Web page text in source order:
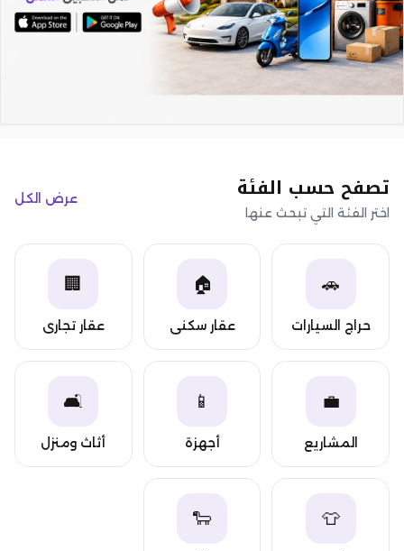
تصفح حسب الفئة
اختر الفئة التي تبحث عنها
عرض الكل
🚗
حراج السيارات
🏠
عقار سكني
🏢
عقار تجاري
💼
المشاريع
📱
أجهزة
🛋️
أثاث ومنزل
👕
🐑